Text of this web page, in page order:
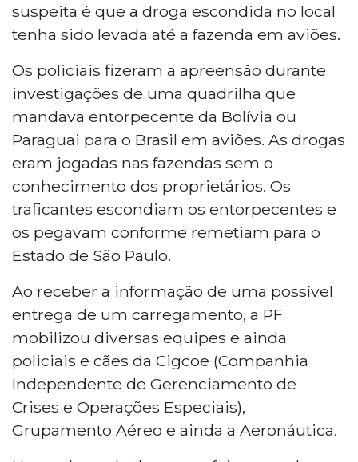
suspeita é que a droga escondida no local
tenha sido levada até a fazenda em aviões.
Os policiais fizeram a apreensão durante
investigações de uma quadrilha que
mandava entorpecente da Bolívia ou
Paraguai para o Brasil em aviões. As drogas
eram jogadas nas fazendas sem o
conhecimento dos proprietários. Os
traficantes escondiam os entorpecentes e
os pegavam conforme remetiam para o
Estado de São Paulo.
Ao receber a informação de uma possível
entrega de um carregamento, a PF
mobilizou diversas equipes e ainda
policiais e cães da Cigcoe (Companhia
Independente de Gerenciamento de
Crises e Operações Especiais),
Grupamento Aéreo e ainda a Aeronáutica.